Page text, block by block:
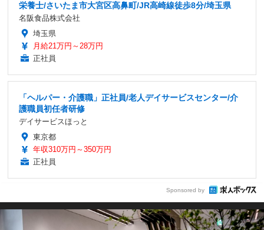
栄養士/さいたま市大宮区高鼻町/JR高崎線徒歩8分/埼玉県
名阪食品株式会社
埼玉県
月給21万円～28万円
正社員
「ヘルパー・介護職」正社員/老人デイサービスセンター/介
護職員初任者研修
デイサービスほっと
東京都
年収310万円～350万円
正社員
Sponsored by